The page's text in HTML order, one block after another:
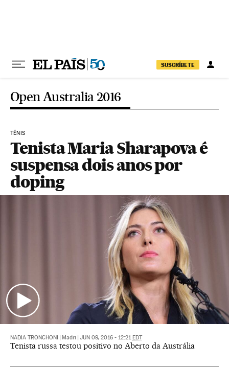
SUSCRÍBETE
Open Australia 2016
TÊNIS
Tenista Maria Sharapova é
suspensa dois anos por
doping
NADIA TRONCHONI Madri JUN 09, 2016 - 12:21 EDT
Tenista russa testou positivo no Aberto da Austrália